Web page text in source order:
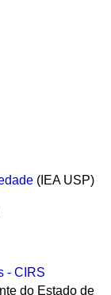
(IEA USP)
- CIRS
do Estado de